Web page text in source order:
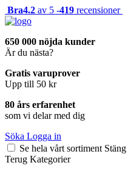
Bra4.2 av 5 -419 recensioner
650 000 nöjda kunder
Är du nästa?
Gratis varuprover
Upp till 50 kr
80 års erfarenhet
som vi delar med dig
Söka Logga in
Se hela vårt sortiment Stäng
Terug Kategorier